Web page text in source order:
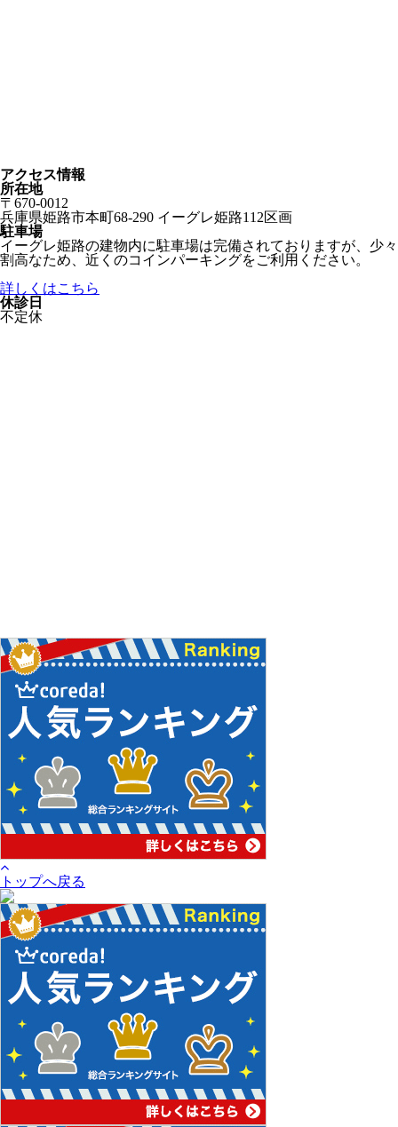
アクセス情報
所在地
〒670-0012
兵庫県姫路市本町68-290 イーグレ姫路112区画
駐車場
イーグレ姫路の建物内に駐車場は完備されておりますが、少々
割高なため、近くのコインパーキングをご利用ください。
詳しくはこちら
休診日
不定休
トップへ戻る